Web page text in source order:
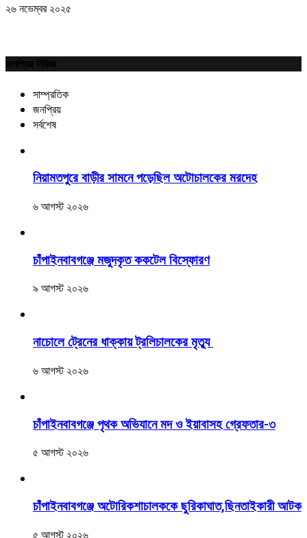
২৬ নভেম্বর ২০২৫
সাম্প্রতিক
জনপ্রিয়
সর্বশেষ
নিয়ামতপুরে বাড়ীর সামনে পড়েছিল অটোচালকের মরদেহ
৬ আগস্ট ২০২৬
চাঁপাইনবাবগঞ্জে মজুদকৃত ককটেল বিস্ফোরণ
৯ আগস্ট ২০২৬
নাচোলে ট্রেনের ধাক্কায় ট্রলিচালকের মৃত্যু
৬ আগস্ট ২০২৬
চাঁপাইনবাবগঞ্জে পৃথক অভিযানে মদ ও ইয়াবাসহ গ্রেফতার-৩
৫ আগস্ট ২০২৬
চাঁপাইনবাবগঞ্জে অটোরিকশাচালককে ছুরিকাঘাত,ছিনতাইকারী আটক
৫ আগস্ট ২০২৬